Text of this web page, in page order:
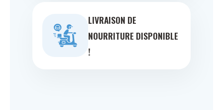
LIVRAISON DE
NOURRITURE DISPONIBLE
!